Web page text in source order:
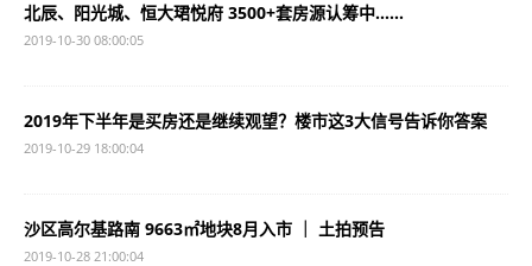
北辰、阳光城、恒大珺悦府 3500+套房源认筹中……
2019-10-30 08:00:05
2019年下半年是买房还是继续观望？楼市这3大信号告诉你答案
2019-10-29 18:00:04
沙区高尔基路南 9663㎡地块8月入市 ｜ 土拍预告
2019-10-28 21:00:04